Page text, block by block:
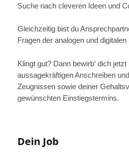
Suche nach cleveren Ideen und
Gleichzeitig bist du
Fragen der analogen und
Klingt gut? Dann bewirb‘ dich
aussagekräftigen Anschreiben
Zeugnissen sowie deiner
gewünschten Einstiegstermins.
Dein Job